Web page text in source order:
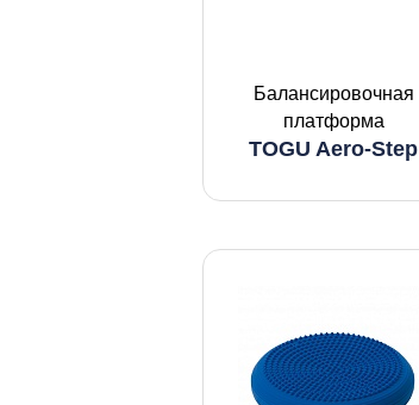
Балансировочная
платформа
TOGU Aero-Step